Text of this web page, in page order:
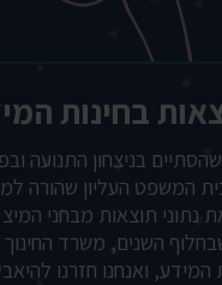
בחינות
בניצחון התנועה
המשפט העליון שהורה
נתוני תוצאות מבחני
השנים, משרד
ואנחנו חזרנו